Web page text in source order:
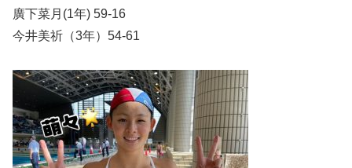
廣下菜月(1年) 59-16
今井美祈（3年）54-61